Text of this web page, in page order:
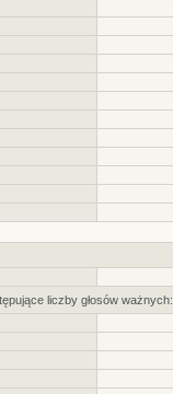
liczby głosów ważnych: